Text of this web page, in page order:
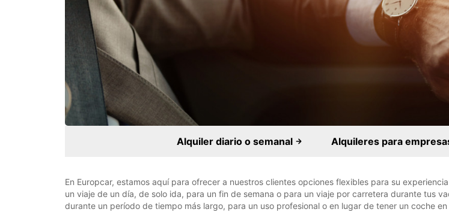
Alquiler diario o semanal Alquileres para
En Europcar, estamos aquí para ofrecer a nuestros clientes opciones flexibles para su
un viaje de un día, de solo ida, para un fin de semana o para un viaje por carretera durante tus
durante un período de tiempo más largo, para un uso profesional o en lugar de tener un coche